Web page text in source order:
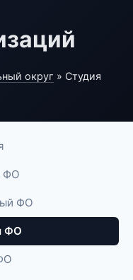
округ » Студия
ФО
ФО
ФО